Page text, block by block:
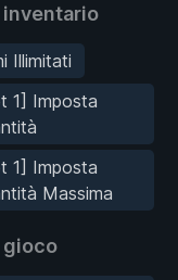
inventario
Illimitati
1] Imposta
1] Imposta
Massima
gioco